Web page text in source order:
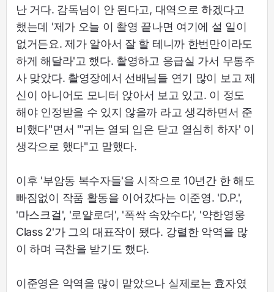
난 거다. 감독님이 안 된다고, 대역으로 하겠다고
했는데 '제가 오늘 이 촬영 끝나면 여기에 설 일이
없거든요. 제가 알아서 잘 할 테니까 한번만이라도
하게 해달라'고 했다. 촬영하고 응급실 가서 무통주
사 맞았다. 촬영장에서 선배님들 연기 많이 보고 제
신이 아니어도 모니터 앉아서 보고 있고. 이 정도
해야 인정받을 수 있지 않을까 라고 생각하면서 준
비했다"면서 "'귀는 열되 입은 닫고 열심히 하자' 이
생각으로 했다"고 말했다.
이후 '부암동 복수자들'을 시작으로 10년간 한 해도
빠짐없이 작품 활동을 이어갔다는 이준영. 'D.P.',
'마스크걸', '로얄로더', '폭싹 속았수다', '약한영웅
Class 2'가 그의 대표작이 됐다. 강렬한 악역을 많
이 하며 극찬을 받기도 했다.
이준영은 악역을 많이 맡았으나 실제로는 효자였